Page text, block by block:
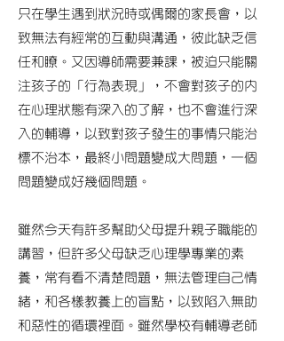
只在學生遇到狀況時或偶爾的家長會，以
致無法有經常的互動與溝通，彼此缺乏信
任和瞭。又因導師需要兼課，被迫只能關
注孩子的「行為表現」，不會對孩子的內
在心理狀態有深入的了解，也不會進行深
入的輔導，以致對孩子發生的事情只能治
標不治本，最終小問題變成大問題，一個
問題變成好幾個問題。
雖然今天有許多幫助父母提升親子職能的
講習，但許多父母缺乏心理學專業的素
養，常有看不清楚問題，無法管理自己情
緒，和各樣教養上的盲點，以致陷入無助
和惡性的循環裡面。 雖然學校有輔導老師